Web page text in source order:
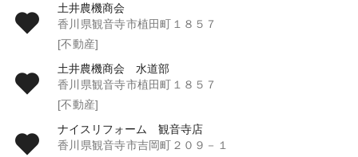
土井農機商会
香川県観音寺市植田町１８５７
[不動産]
土井農機商会 水道部
香川県観音寺市植田町１８５７
[不動産]
ナイスリフォーム 観音寺店
香川県観音寺市吉岡町２０９－１